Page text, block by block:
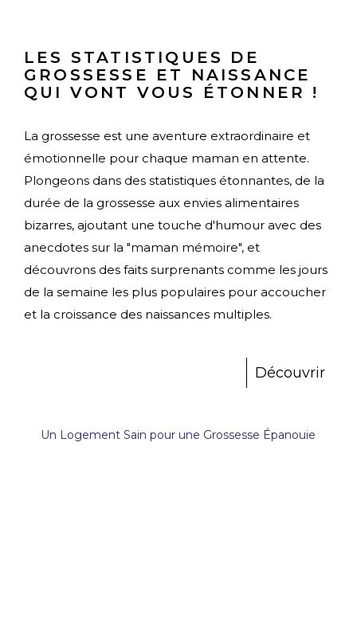
LES STATISTIQUES DE
GROSSESSE ET NAISSANCE
QUI VONT VOUS ÉTONNER !
La grossesse est une aventure extraordinaire et
émotionnelle pour chaque maman en attente.
Plongeons dans des statistiques étonnantes, de la
durée de la grossesse aux envies alimentaires
bizarres, ajoutant une touche d'humour avec des
anecdotes sur la "maman mémoire", et
découvrons des faits surprenants comme les jours
de la semaine les plus populaires pour accoucher
et la croissance des naissances multiples.
Découvrir